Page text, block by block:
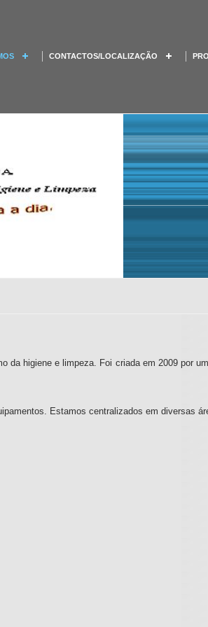
CONTACTOS/LOCALIZAÇÃO
da higiene e limpeza. Foi criada em 2009 por
Estamos centralizados em diversas